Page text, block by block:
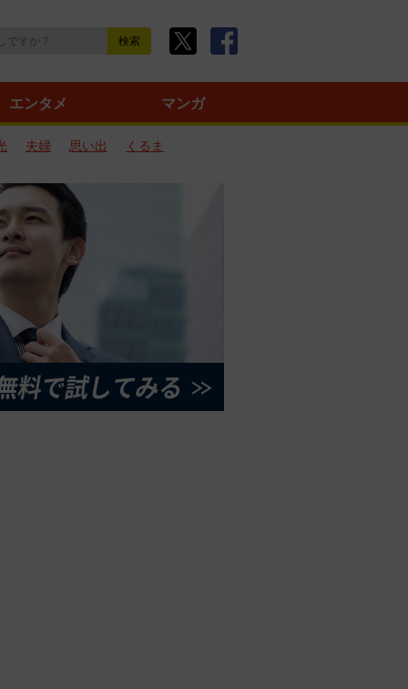
エンタメ マンガ
夫婦 思い出
くるま